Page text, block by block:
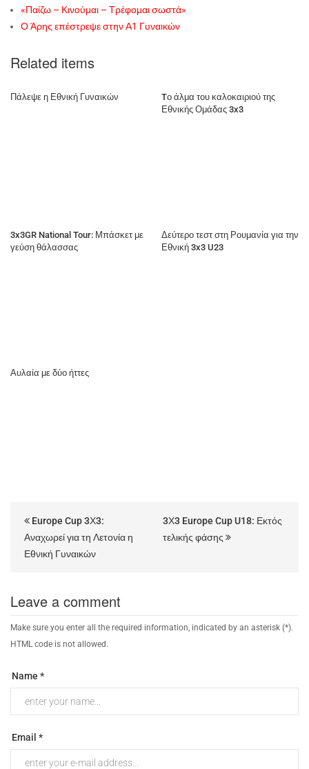
«Παίζω – Κινούμαι – Τρέφομαι σωστά»
Ο Άρης επέστρεψε στην Α1 Γυναικών
Related items
Πάλεψε η Εθνική Γυναικών
Tο άλμα του καλοκαιριού της
Εθνικής Ομάδας 3x3
3x3GR National Tour: Μπάσκετ με
γεύση θάλασσας
Δεύτερο τεστ στη Ρουμανία για την
Εθνική 3x3 U23
Αυλαία με δύο ήττες
Europe Cup 3Χ3:
Αναχωρεί για τη Λετονία η
Εθνική Γυναικών
3Χ3 Europe Cup U18: Εκτός
τελικής φάσης
Leave a comment
Make sure you enter all the required information, indicated by an asterisk (*).
HTML code is not allowed.
Name *
Email *